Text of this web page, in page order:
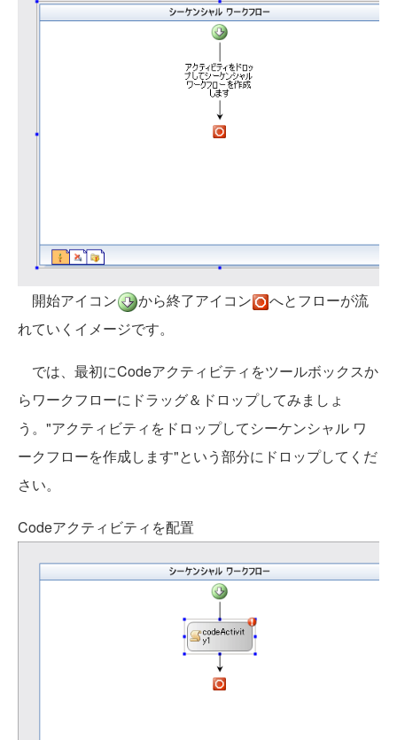
開始アイコン から終了アイコン
へとフローが流
れていくイメージです。
では、最初にCodeアクティビティをツールボックスか
らワークフローにドラッグ＆ドロップしてみましょ
う。"アクティビティをドロップしてシーケンシャル ワ
ークフローを作成します"という部分にドロップしてくだ
さい。
Codeアクティビティを配置